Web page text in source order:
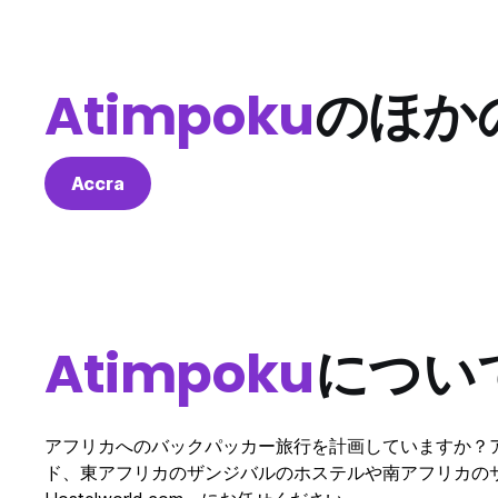
Atimpokuのほか
Accra
Atimpokuについ
アフリカへのバックパッカー旅行を計画していますか
ド、東アフリカのザンジバルのホステルや南アフリカ